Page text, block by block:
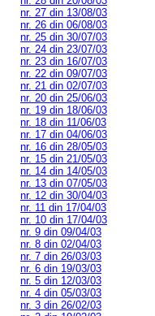
nr. 27 din 13/08/03
nr. 26 din 06/08/03
nr. 25 din 30/07/03
nr. 24 din 23/07/03
nr. 23 din 16/07/03
nr. 22 din 09/07/03
nr. 21 din 02/07/03
nr. 20 din 25/06/03
nr. 19 din 18/06/03
nr. 18 din 11/06/03
nr. 17 din 04/06/03
nr. 16 din 28/05/03
nr. 15 din 21/05/03
nr. 14 din 14/05/03
nr. 13 din 07/05/03
nr. 12 din 30/04/03
nr. 11 din 17/04/03
nr. 10 din 17/04/03
nr. 9 din 09/04/03
nr. 8 din 02/04/03
nr. 7 din 26/03/03
nr. 6 din 19/03/03
nr. 5 din 12/03/03
nr. 4 din 05/03/03
nr. 3 din 26/02/03